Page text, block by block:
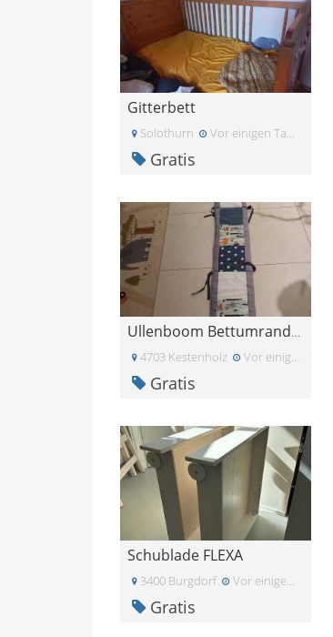
Gitterbett
Solothurn Vor einigen Tagen
Gratis
Ullenboom Bettumrandung 200cm
4703 Kestenholz Vor einigen Tagen
Gratis
Schublade FLEXA
3400 Burgdorf Vor einigen Tagen
Gratis